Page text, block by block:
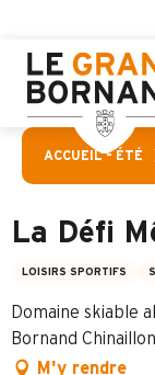
contenu
principal
ACCUEIL – ÉTÉ
La Défi
LOISIRS SPORTIFS
Domaine skiable
Bornand
M'y rendre